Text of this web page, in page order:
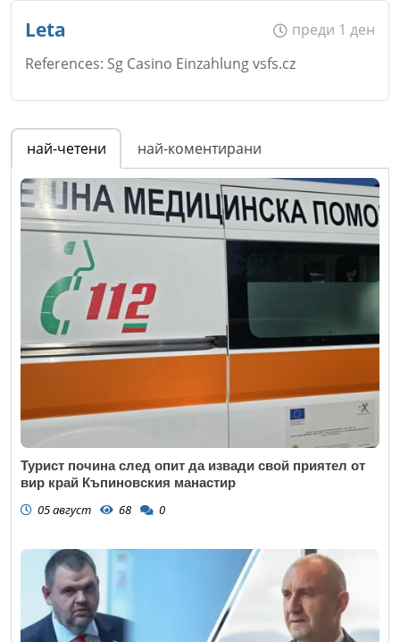
Коментар*
Откажи
Leta
преди 1 ден
References: Sg Casino Einzahlung vsfs.cz
Име*
Email
Коментар*
най-четени най-коментирани
Турист почина след опит да извади свой приятел от
вир край Къпиновския манастир
05 август 68 0